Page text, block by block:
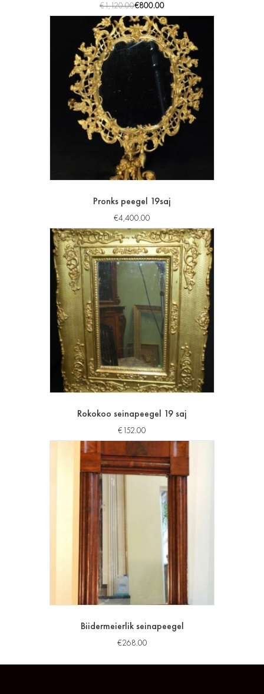
€1,120.00€800.00
Pronks peegel 19saj
€4,400.00
Rokokoo seinapeegel 19 saj
€152.00
Biidermeierlik seinapeegel
€268.00